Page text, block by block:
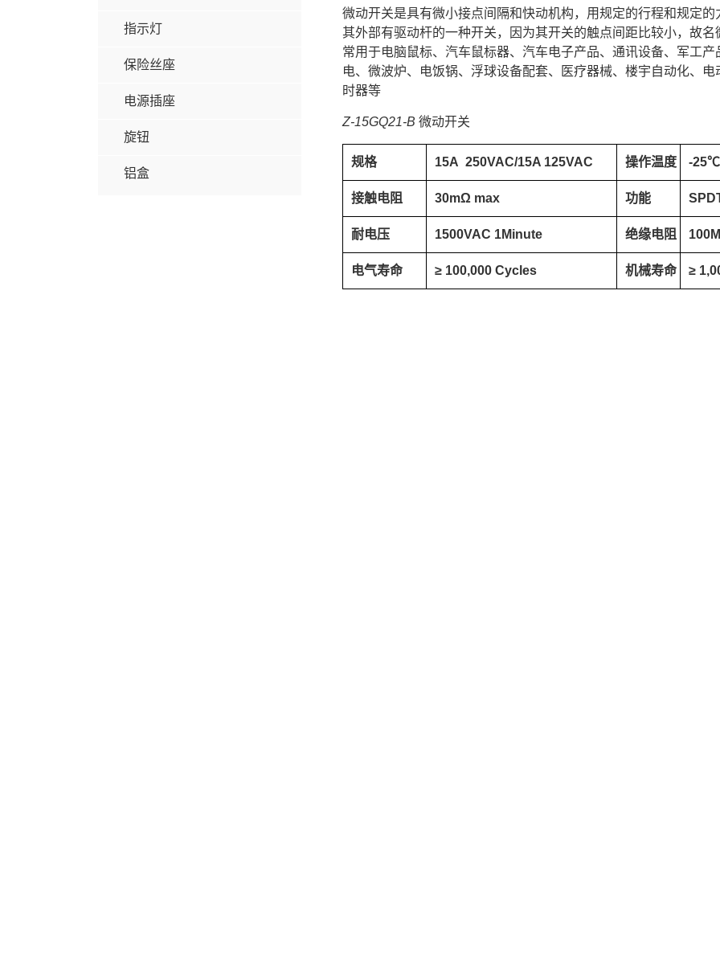
指示灯
保险丝座
电源插座
旋钮
铝盒
微动开关是具有微小接点间隔和快动机构，用规定的行程和规定
其外部有驱动杆的一种开关，因为其开关的触点间距比较小，故
常用于电脑鼠标、汽车鼠标器、汽车电子产品、通讯设备、军工
电、微波炉、电饭锅、浮球设备配套、医疗器械、楼宇自动化、
时器等
Z-15GQ21-B 微动开关
规格 15A 250VAC/15A 125VAC 操作温度 -
接触电阻 30mΩ max 功能
耐电压 1500VAC 1Minute 绝缘电阻
电气寿命 ≥ 100,000 Cycles 机械寿命 ≥